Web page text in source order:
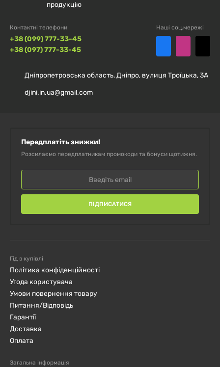
продукцію
Контактні телефони
+38 (099) 777-33-45
+38 (097) 777-33-45
Наші соц.мережі
Дніпропетровська область, Дніпро, вулиця Троїцька, 3А
djini.in.ua@gmail.com
Передплатіть знижки!
Розсилаємо передплатникам промокоди та бонуси щотижня.
ПІДПИСАТИСЯ
Гід з купівлі
Політика конфіденційності
Угода користувача
Умови повернення товару
Питання/Відповідь
Гарантії
Доставка
Оплата
Загальна інформація